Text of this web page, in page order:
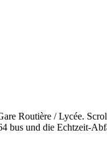
Routière / Lycée.
bus und die Echtzeit-